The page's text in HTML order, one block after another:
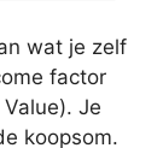
wat je zelf
factor
Je
koopsom.